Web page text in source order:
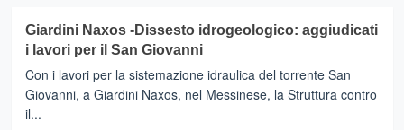
GIARDINI
NAXOS
-
Divieto
di
Giardini Naxos -Dissesto idrogeologico: aggiudicati
i lavori per il San Giovanni
Con i lavori per la sistemazione idraulica del torrente San
Giovanni, a Giardini Naxos, nel Messinese, la Struttura contro
il...